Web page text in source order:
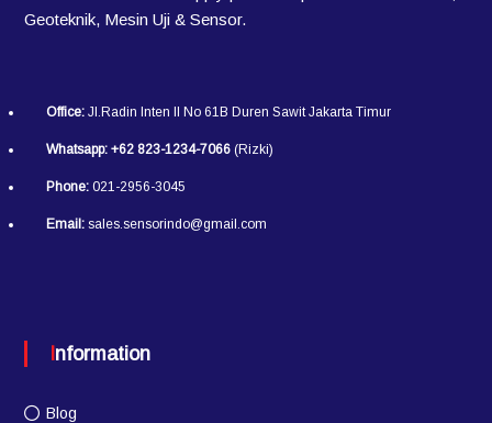
Geoteknik, Mesin Uji & Sensor.
Office:Jl.Radin Inten II No 61B Duren Sawit Jakarta Timur
Whatsapp: +62 823-1234-7066(Rizki)
Phone:021-2956-3045
Email:sales.sensorindo@gmail.com
Information
Blog